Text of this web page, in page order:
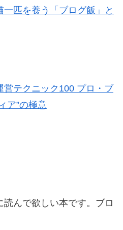
匹を養う「ブログ飯」と
営テクニック100 プロ・ブ
ア”の極意
んで欲しい本です。ブロ